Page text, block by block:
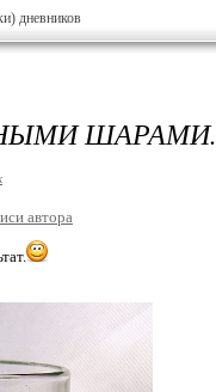
дневников
ШАРАМИ.
автора